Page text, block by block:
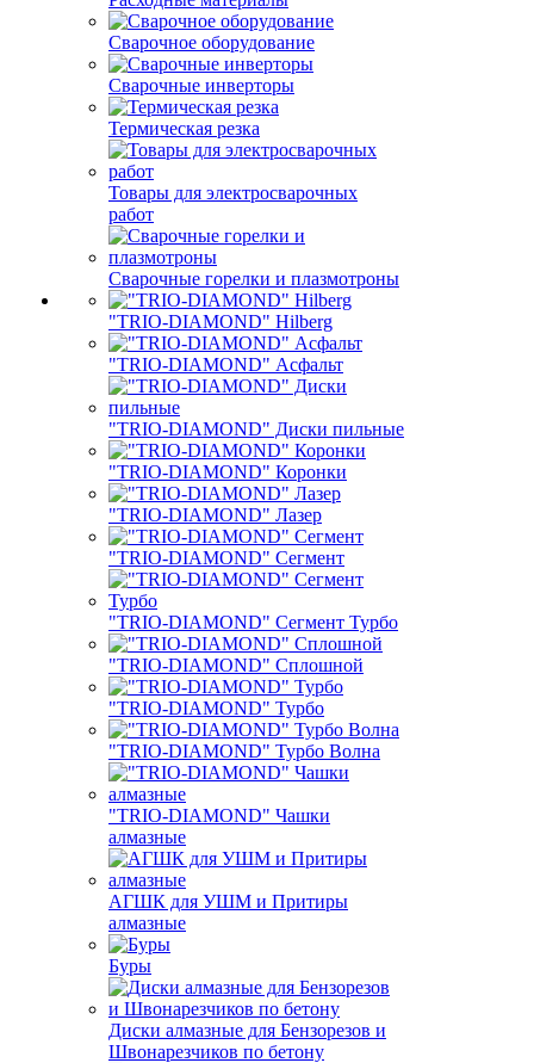
Сварочное оборудование
Сварочные инверторы
Термическая резка
Товары для электросварочных
работ
Сварочные горелки и плазмотроны
"TRIO-DIAMOND" Hilberg
"TRIO-DIAMOND" Асфальт
"TRIO-DIAMOND" Диски пильные
"TRIO-DIAMOND" Коронки
"TRIO-DIAMOND" Лазер
"TRIO-DIAMOND" Сегмент
"TRIO-DIAMOND" Сегмент Турбо
"TRIO-DIAMOND" Сплошной
"TRIO-DIAMOND" Турбо
"TRIO-DIAMOND" Турбо Волна
"TRIO-DIAMOND" Чашки
алмазные
АГШК для УШМ и Притиры
алмазные
Буры
Диски алмазные для Бензорезов и
Швонарезчиков по бетону